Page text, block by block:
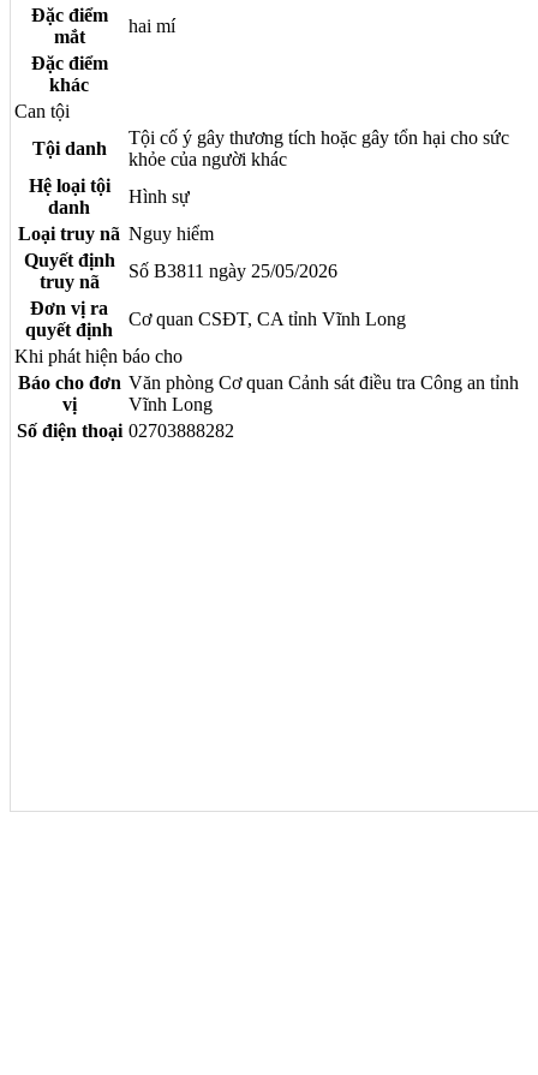
Đặc điểm
mắt
hai mí
Đặc điểm
khác
Can tội
Tội danh
Tội cố ý gây thương tích hoặc gây tổn hại cho sức
khỏe của người khác
Hệ loại tội
danh
Hình sự
Loại truy nã Nguy hiểm
Quyết định
truy nã
Số B3811 ngày 25/05/2026
Đơn vị ra
quyết định
Cơ quan CSĐT, CA tỉnh Vĩnh Long
Khi phát hiện báo cho
Báo cho đơn
vị
Văn phòng Cơ quan Cảnh sát điều tra Công an tỉnh
Vĩnh Long
Số điện thoại 02703888282